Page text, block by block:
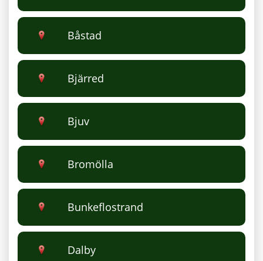
Båstad
Bjärred
Bjuv
Bromölla
Bunkeflostrand
Dalby